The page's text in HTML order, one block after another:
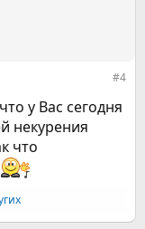
#4
у Вас сегодня
некурения
что